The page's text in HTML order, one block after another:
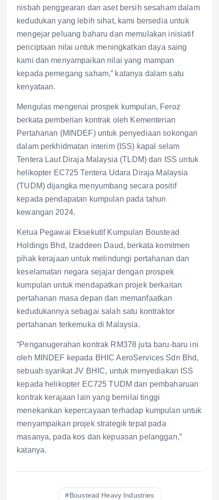
nisbah penggearan dan aset bersih sesaham dalam
kedudukan yang lebih sihat, kami bersedia untuk
mengejar peluang baharu dan memulakan inisiatif
penciptaan nilai untuk meningkatkan daya saing
kami dan menyampaikan nilai yang mampan
kepada pemegang saham,” katanya dalam satu
kenyataan.
Mengulas mengenai prospek kumpulan, Feroz
berkata pemberian kontrak oleh Kementerian
Pertahanan (MINDEF) untuk penyediaan sokongan
dalam perkhidmatan interim (ISS) kapal selam
Tentera Laut Diraja Malaysia (TLDM) dan ISS untuk
helikopter EC725 Tentera Udara Diraja Malaysia
(TUDM) dijangka menyumbang secara positif
kepada pendapatan kumpulan pada tahun
kewangan 2024.
Ketua Pegawai Eksekutif Kumpulan Boustead
Holdings Bhd, Izaddeen Daud, berkata komitmen
pihak kerajaan untuk melindungi pertahanan dan
keselamatan negara sejajar dengan prospek
kumpulan untuk mendapatkan projek berkaitan
pertahanan masa depan dan memanfaatkan
kedudukannya sebagai salah satu kontraktor
pertahanan terkemuka di Malaysia.
“Penganugerahan kontrak RM378 juta baru-baru ini
oleh MINDEF kepada BHIC AeroServices Sdn Bhd,
sebuah syarikat JV BHIC, untuk menyediakan ISS
kepada helikopter EC725 TUDM dan pembaharuan
kontrak kerajaan lain yang bernilai tinggi
menekankan kepercayaan terhadap kumpulan untuk
menyampaikan projek strategik tepat pada
masanya, pada kos dan kepuasan pelanggan,”
katanya.
Boustead Heavy Industries